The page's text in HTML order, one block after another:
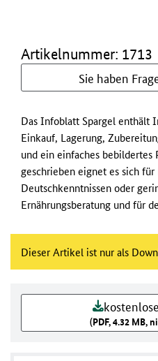
Artikelnummer: 1713
Sie haben
Das Infoblatt Spargel enthält
Einkauf, Lagerung,
und ein einfaches bebildertes
geschrieben eignet es sich
Deutschkenntnissen oder
Ernährungsberatung und für
Dieser Artikel ist nur als
(PDF, 4.32 MB,